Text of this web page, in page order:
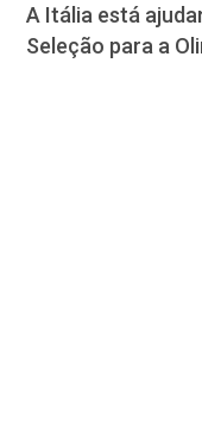
A Itália está
Seleção para a